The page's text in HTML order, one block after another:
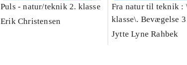
Puls - natur/teknik 2. klasse
Erik Christensen
Fra natur til teknik :
klasse\. Bevægelse 3
Jytte Lyne Rahbek